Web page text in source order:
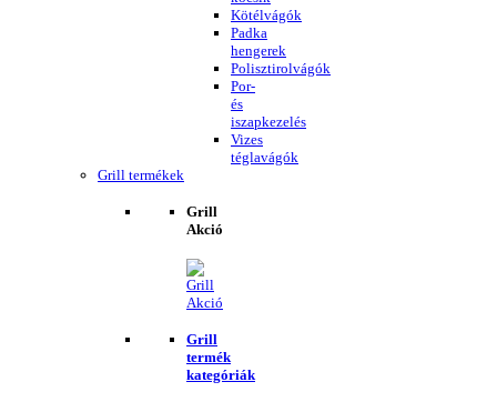
Kötélvágók
Padka
hengerek
Polisztirolvágók
Por-
és
iszapkezelés
Vizes
téglavágók
Grill termékek
Grill
Akció
Grill
termék
kategóriák